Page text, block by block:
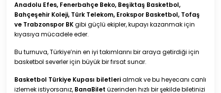
Anadolu Efes, Fenerbahçe Beko, Beşiktaş Basketbol,
Bahçeşehir Koleji, Türk Telekom, Erokspor Basketbol, Tofaş
ve Trabzonspor BKgibi güçlü ekipler, kupayı kazanmak için
kıyasıya mücadele eder.
Bu turnuva, Türkiye’nin en iyi takımlarını bir araya getirdiği için
basketbol severler için büyük bir fırsat sunar.
Basketbol Türkiye Kupası biletlerialmak ve bu heyecanı canlı
izlemek istiyorsanız, BanaBilet üzerinden hızlı bir şekilde biletinizi